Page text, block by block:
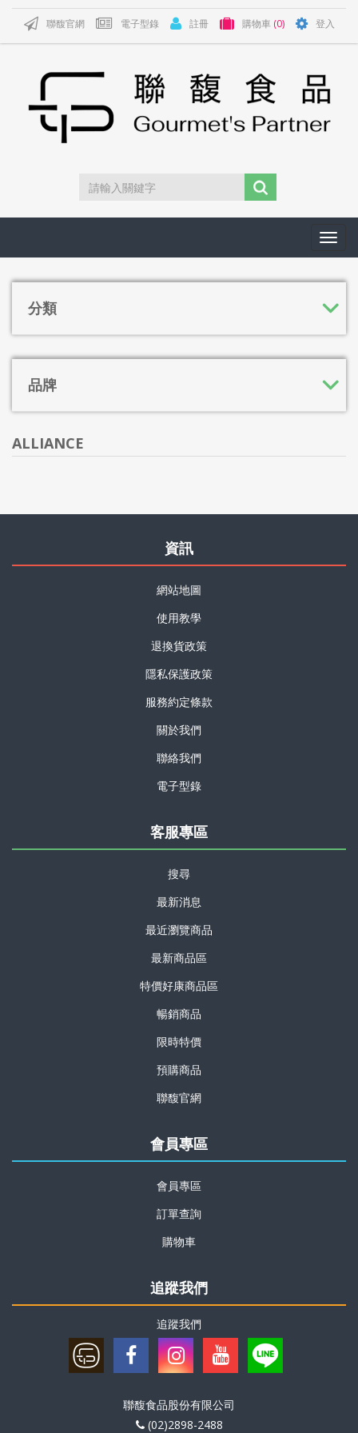
聯馥官網 電子型錄 註冊 購物車 (0) 登入
分類
品牌
ALLIANCE
資訊
網站地圖
使用教學
退換貨政策
隱私保護政策
服務約定條款
關於我們
聯絡我們
電子型錄
客服專區
搜尋
最新消息
最近瀏覽商品
最新商品區
特價好康商品區
暢銷商品
限時特價
預購商品
聯馥官網
會員專區
會員專區
訂單查詢
購物車
追蹤我們
追蹤我們
聯馥食品股份有限公司
(02)2898-2488